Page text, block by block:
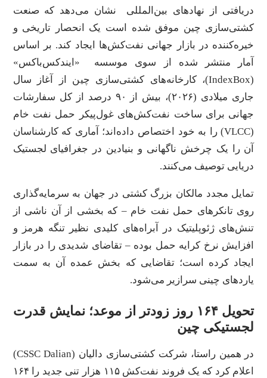
دریافتی از نهادهای بین‌المللی نشان می‌دهد که صنعت
کشتی‌سازی چین موفق شده است یک انحصار تاریخی و
خیره‌کننده در بازار جهانی نفت‌کش‌ها ایجاد کند. بر اساس
آمار منتشر شده از سوی موسسه «ایندکس‌باکس»
(IndexBox)، کارخانه‌های کشتی‌سازی چین از آغاز سال
جاری میلادی (۲۰۲۶)، بیش از ۹۰ درصد از کل سفارشات
جهانی برای ساخت نفت‌کش‌های غول‌پیکر حمل نفت خام
(VLCC) را به خود اختصاص داده‌اند؛ آماری که کارشناسان
آن را یک چرخش ناگهانی و بنیادین در جغرافیای لجستیک
دریایی توصیف می‌کنند.
تمایل مجدد مالکان بزرگ کشتی در جهان به سرمایه‌گذاری
روی تانکرهای حمل نفت خام – که بخشی از آن ناشی از
تنش‌های ژئوپلیتیک در آبراه‌های کلیدی نظیر تنگه هرمز و
افزایش نرخ کرایه حمل بوده – تقاضای شدیدی را در بازار
ایجاد کرده است؛ تقاضایی که بخش عمده آن به سمت
یارد‌های چینی سرازیر می‌شود.
تحویل ۱۶۴ روز زودتر از موعد؛ نمایش قدرت
لجستیکی چین
در همین راستا، شرکت کشتی‌سازی دالیان (CSSC Dalian)
اعلام کرد که یک فروند نفت‌کش ۱۱۵ هزار تنی جدید را ۱۶۴